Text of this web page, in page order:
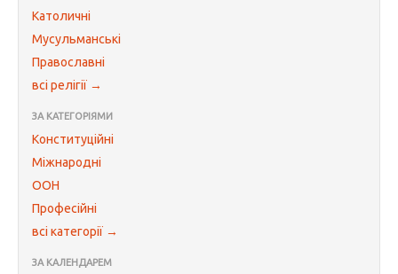
Католичні
Мусульманські
Православні
всі релігії →
ЗА КАТЕГОРІЯМИ
Конституційні
Міжнародні
ООН
Професійні
всі категорії →
ЗА КАЛЕНДАРЕМ